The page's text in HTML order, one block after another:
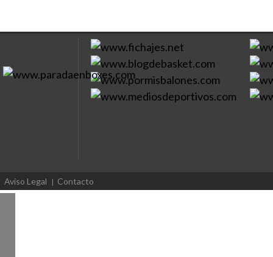
Aviso Legal Contacto